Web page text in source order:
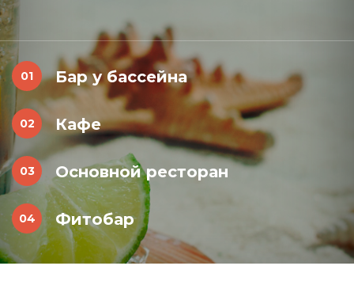
Бар у бассейна
Кафе
Основной ресторан
Фитобар